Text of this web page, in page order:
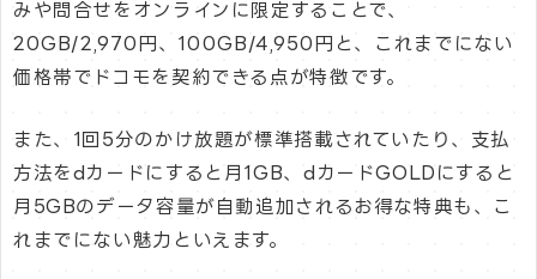
みや問合せをオンラインに限定することで、
20GB/2,970円、100GB/4,950円と、これまでにない
価格帯でドコモを契約できる点が特徴です。
また、1回5分のかけ放題が標準搭載されていたり、支払
方法をdカードにすると月1GB、dカードGOLDにすると
月5GBのデータ容量が自動追加されるお得な特典も、こ
れまでにない魅力といえます。